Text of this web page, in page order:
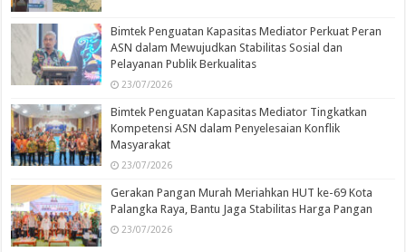
Bimtek Penguatan Kapasitas Mediator Perkuat Peran
ASN dalam Mewujudkan Stabilitas Sosial dan
Pelayanan Publik Berkualitas
23/07/2026
Bimtek Penguatan Kapasitas Mediator Tingkatkan
Kompetensi ASN dalam Penyelesaian Konflik
Masyarakat
23/07/2026
Gerakan Pangan Murah Meriahkan HUT ke-69 Kota
Palangka Raya, Bantu Jaga Stabilitas Harga Pangan
23/07/2026